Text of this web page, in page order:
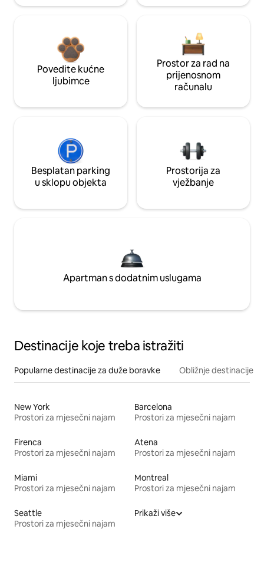
Povedite kućne
ljubimce
Prostor za rad na
prijenosnom
računalu
Besplatan parking
u sklopu objekta
Prostorija za
vježbanje
Apartman s dodatnim uslugama
Destinacije koje treba istražiti
Popularne destinacije za duže boravke Obližnje destinacije
New York
Prostori za mjesečni najam
Barcelona
Prostori za mjesečni najam
Firenca
Prostori za mjesečni najam
Atena
Prostori za mjesečni najam
Miami
Prostori za mjesečni najam
Montreal
Prostori za mjesečni najam
Seattle
Prostori za mjesečni najam
Prikaži više